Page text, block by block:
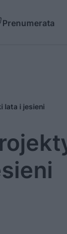
Prenumerata
lata i jesieni